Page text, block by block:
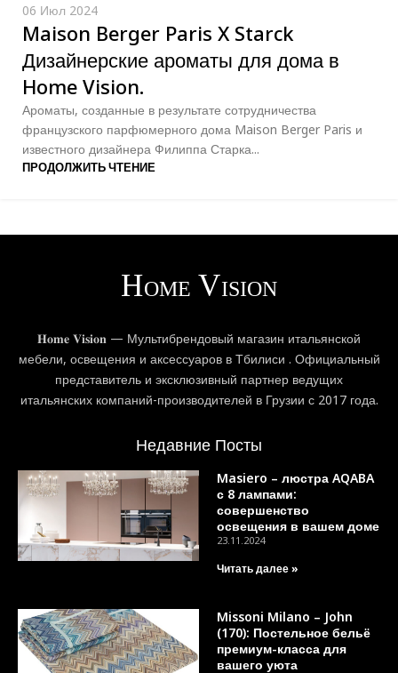
06 Июл 2024
Maison Berger Paris X Starck
Дизайнерские ароматы для дома в
Home Vision.
Ароматы, созданные в результате сотрудничества
французского парфюмерного дома Maison Berger Paris и
известного дизайнера Филиппа Старка...
ПРОДОЛЖИТЬ ЧТЕНИЕ
𝐇𝐨𝐦𝐞 𝐕𝐢𝐬𝐢𝐨𝐧 — Мультибрендовый магазин итальянской
мебели, освещения и аксессуаров в Тбилиси . Официальный
представитель и эксклюзивный партнер ведущих
итальянских компаний-производителей в Грузии с 2017 года.
Недавние Посты
Masiero – люстра AQABA
с 8 лампами:
совершенство
освещения в вашем доме
23.11.2024
Читать далее »
Missoni Milano – John
(170): Постельное бельё
премиум-класса для
вашего уюта